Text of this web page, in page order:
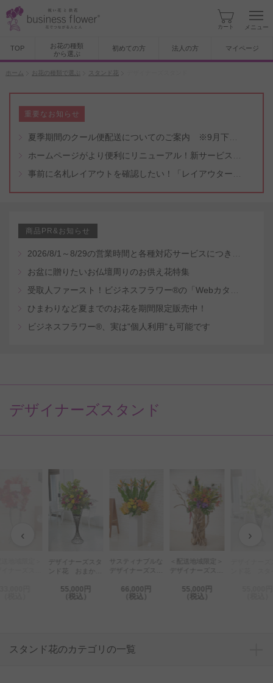
カート メニュー
TOP
お花の種類
から選ぶ
初めての方 法人の方 マイページ
ホーム お花の種類で選ぶ スタンド花
重要なお知らせ
商品PR&お知らせ
お盆に贈りたいお仏壇周りのお供え花特集
ひまわりなど夏までのお花を期間限定販売中！
ビジネスフラワー®、実は"個人利用"も可能です
デザイナーズスタンド
‹ ›
サスティナブルな
デザイナーズスタ
Lサイズ（イエロ
ー・オレンジ）
66,000円
（税込）
＜配送地域限定＞
デザイナーズスタ
ンド花 孔雀（ク
ジャク）
55,000円
（税込）
ンド花 スタイリ
ース55,000円
（税込）
スタンド花のカテゴリの一覧